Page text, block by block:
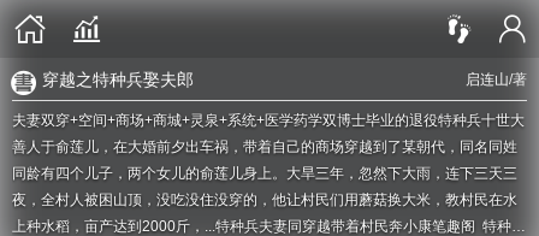
启连山/著
穿越之特种兵娶夫郎
夫妻双穿+空间+商场+商城+灵泉+系统+医学药学双博士毕业的退役特种兵十世大
善人于俞莲儿，在大婚前夕出车祸，带着自己的商场穿越到了某朝代，同名同姓
同龄有四个儿子，两个女儿的俞莲儿身上。大旱三年，忽然下大雨，连下三天三
夜，全村人被困山顶，没吃没住没穿的，他让村民们用蘑菇换大米，教村民在水
上种水稻，亩产达到2000斤，...特种兵夫妻同穿越带着村民奔小康笔趣阁 特种兵